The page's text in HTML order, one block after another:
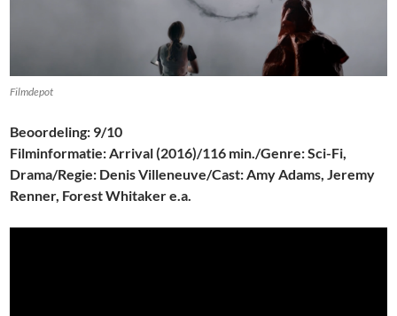
Filmdepot
Beoordeling: 9/10
Filminformatie: Arrival (2016)/116 min./Genre: Sci-Fi,
Drama/Regie: Denis Villeneuve/Cast: Amy Adams, Jeremy
Renner, Forest Whitaker e.a.